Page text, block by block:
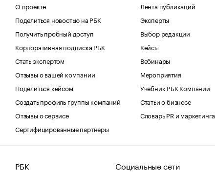
О проекте
Поделиться новостью на РБК
Получить пробный доступ
Корпоративная подписка РБК
Стать экспертом
Отзывы о вашей компании
Поделиться кейсом
Создать профиль группы компаний
Отзывы о сервисе
Сертифицированные партнеры
Лента публикаций
Эксперты
Выбор редакции
Кейсы
Вебинары
Мероприятия
Учебник РБК Компании
Статьи о бизнесе
Словарь PR и маркетинга
РБК Социальные сети